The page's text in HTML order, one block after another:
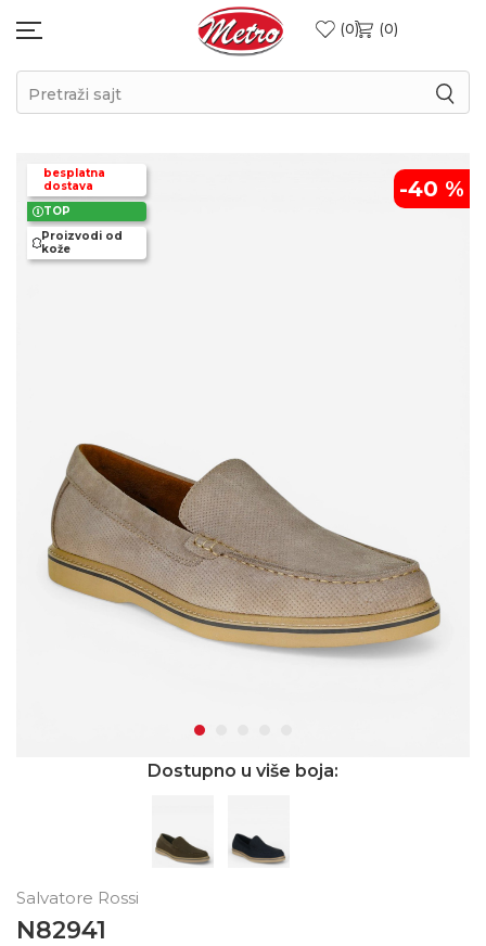
0 0
Pretraži sajt
besplatna
dostava
TOP
Proizvodi od
kože
-40 %
Dostupno u više boja:
Salvatore Rossi
N82941